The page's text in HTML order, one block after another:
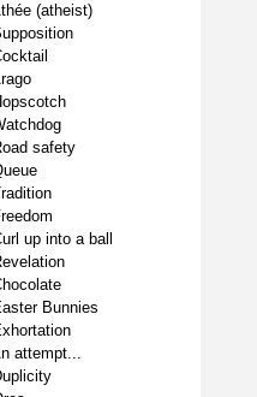
(atheist)
safety
up into a ball
Bunnies
attempt...